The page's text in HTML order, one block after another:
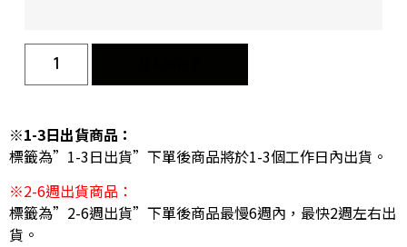
※1-3日出貨商品：
標籤為”1-3日出貨”下單後商品將於1-3個工作日內出貨。
※2-6週出貨商品：
標籤為”2-6週出貨”下單後商品最慢6週內，最快2週左右出
貨。